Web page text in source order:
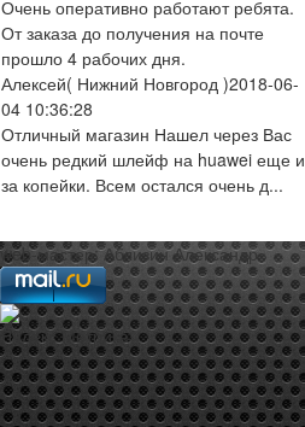
Очень оперативно работают ребята.
От заказа до получения на почте
прошло 4 рабочих дня.
Алексей( Нижний Новгород )2018-06-
04 10:36:28
Отличный магазин Нашел через Вас
очень редкий шлейф на huawei еще и
за копейки. Всем остался очень д...
web-мастер:Аблизин Александр